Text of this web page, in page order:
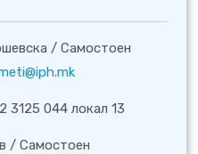
/ Самостоен
3125 044 локал 13
/ Самостоен